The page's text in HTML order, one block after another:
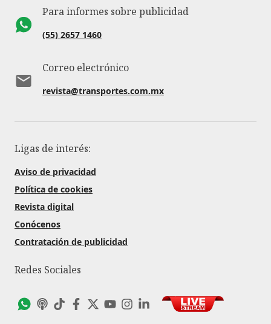
Para informes sobre publicidad
(55) 2657 1460
Correo electrónico
revista@transportes.com.mx
Ligas de interés:
Aviso de privacidad
Política de cookies
Revista digital
Conócenos
Contratación de publicidad
Redes Sociales